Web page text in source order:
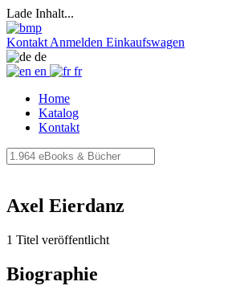
Lade Inhalt...
Kontakt Anmelden Einkaufswagen
de
en
fr
Home
Katalog
Kontakt
Axel Eierdanz
1 Titel veröffentlicht
Biographie